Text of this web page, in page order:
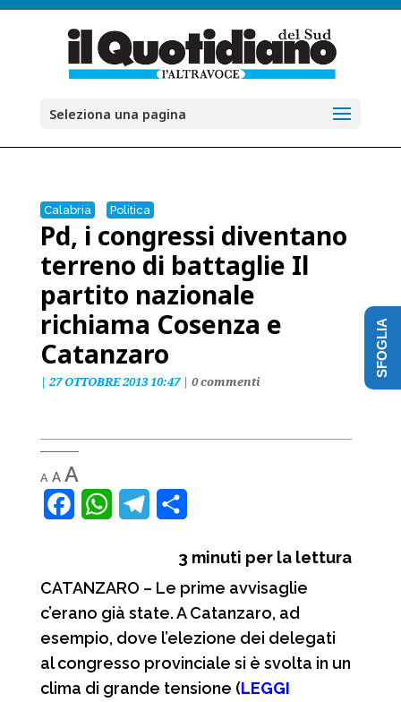
Seleziona una pagina
Calabria Politica
Pd, i congressi diventano
terreno di battaglie Il
partito nazionale
richiama Cosenza e
Catanzaro
| 27 OTTOBRE 2013 10:47| 0 commenti
A
Decrease
font
size.
A
Reset
font
size.
AIncrease
font
size.
e
o
o
W
t
A
p
e
r
a
n
d
v
i
3 minuti per la lettura
CATANZARO – Le prime avvisaglie
c’erano già state. A Catanzaro, ad
esempio, dove l’elezione dei delegati
al congresso provinciale si è svolta in un
clima di grande tensione (LEGGI
SFOGLIA